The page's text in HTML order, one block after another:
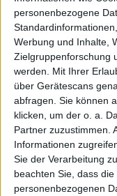
personenbezogene
Werbung und Inhalte,
Zielgruppenforschung
werden.
Mit Ihrer
über Gerätescans
abfragen. Sie können
klicken, um der o. a.
Partner zuzustimmen.
Informationen
Sie der Verarbeitung
beachten Sie, dass
personenbezogenen